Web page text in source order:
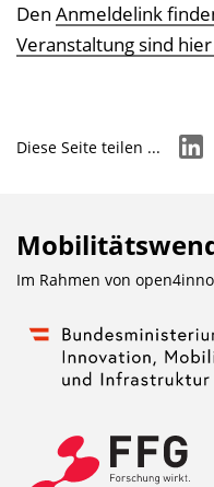
Den Anmeldelink
Veranstaltung sind
Diese Seite teilen ...
Im Rahmen von